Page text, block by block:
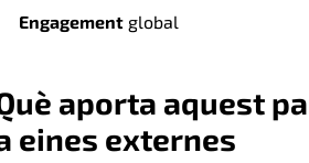
Engagement global
aporta aquest
eines externes